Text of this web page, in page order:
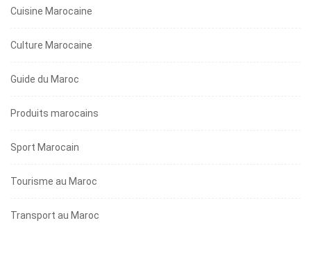
Cuisine Marocaine
Culture Marocaine
Guide du Maroc
Produits marocains
Sport Marocain
Tourisme au Maroc
Transport au Maroc